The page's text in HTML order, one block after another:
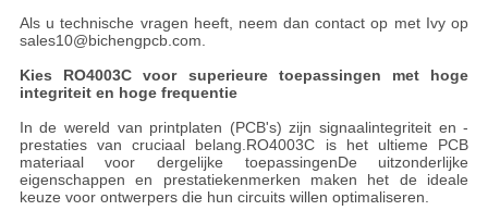
Als u technische vragen heeft, neem dan contact op met Ivy op
sales10@bichengpcb.com.
Kies RO4003C voor superieure toepassingen met hoge
integriteit en hoge frequentie
In de wereld van printplaten (PCB's) zijn signaalintegriteit en -
prestaties van cruciaal belang.RO4003C is het ultieme PCB
materiaal voor dergelijke toepassingenDe uitzonderlijke
eigenschappen en prestatiekenmerken maken het de ideale
keuze voor ontwerpers die hun circuits willen optimaliseren.